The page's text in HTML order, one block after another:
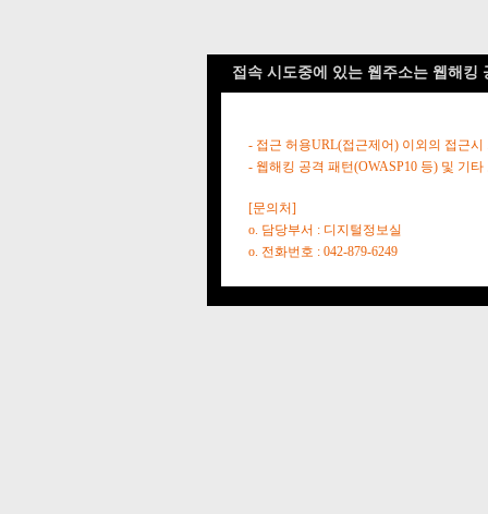
접속 시도중에 있는 웹주소는 웹해킹
- 접근 허용URL(접근제어) 이외의 접근시
- 웹해킹 공격 패턴(OWASP10 등) 및 기
[문의처]
o. 담당부서 : 디지털정보실
o. 전화번호 : 042-879-6249